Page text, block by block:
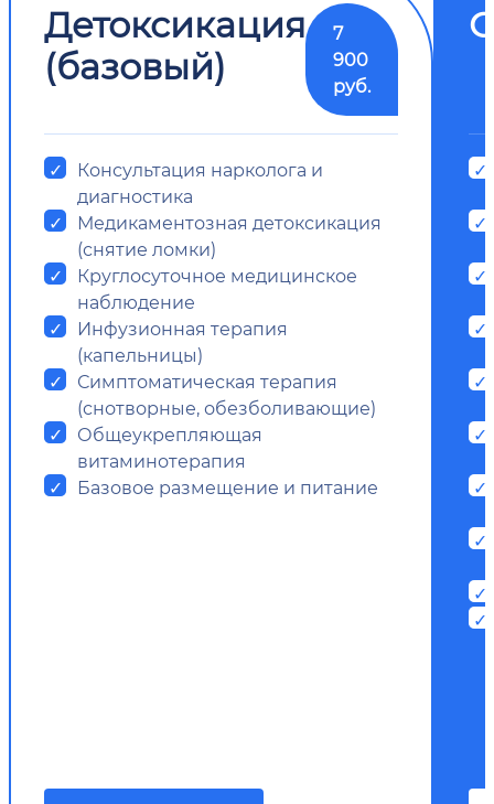
Детоксикация
(базовый)
7
900
руб.
Консультация нарколога и
диагностика
Медикаментозная детоксикация
(снятие ломки)
Круглосуточное медицинское
наблюдение
Инфузионная терапия
(капельницы)
Симптоматическая терапия
(снотворные, обезболивающие)
Общеукрепляющая
витаминотерапия
Базовое размещение и питание